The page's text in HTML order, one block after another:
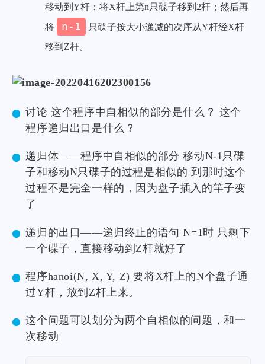
移动到Y杆；将X杆上第n只碟子移到2杆；然后再
将
n-1
只碟子按大小递减的次序从Y杆经X杆
移到Z杆。
讨论 这个程序中自相似的部分是什么？ 这个
程序递归出口是什么？
递归体——程序中自相似的部分 移动N-1只碟
子和移动N只碟子的过程是相似的 到那时这个
过程不是完全一样的，因为盘子插入的竿子变
了
递归的出口——递归终止的语句 N=1时 只剩下
一个碟子，直接移动到Z杆就好了
程序hanoi(N, X, Y, Z) 要将X杆上的N个盘子通
过Y杆，放到Z杆上来。
这个问题可以划分为两个自相似的问题，和一
次移动